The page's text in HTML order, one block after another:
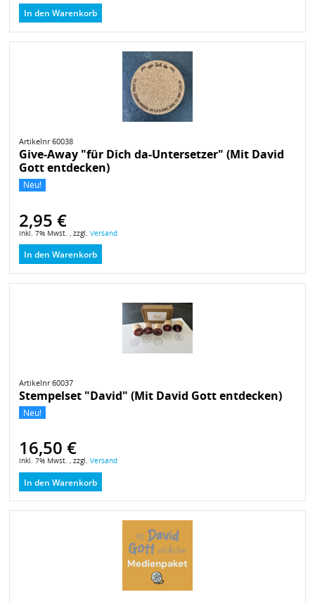
In den Warenkorb
Artikelnr 60038
Give-Away "für Dich da-Untersetzer" (Mit David
Gott entdecken)
Neu!
2,95 €
inkl. 7% Mwst. , zzgl. Versand
In den Warenkorb
Artikelnr 60037
Stempelset "David" (Mit David Gott entdecken)
Neu!
16,50 €
inkl. 7% Mwst. , zzgl. Versand
In den Warenkorb